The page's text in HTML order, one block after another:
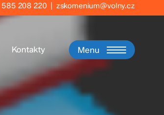
585 208 220 | zskomenium@volny.cz
Kontakty Menu